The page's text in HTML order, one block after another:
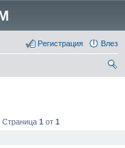
Влез
Регистрация
Страница 1 от 1